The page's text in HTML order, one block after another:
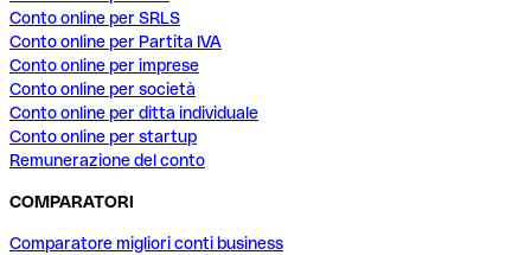
Conto online per SRLS
Conto online per Partita IVA
Conto online per imprese
Conto online per società
Conto online per ditta individuale
Conto online per startup
Remunerazione del conto
COMPARATORI
Comparatore migliori conti business